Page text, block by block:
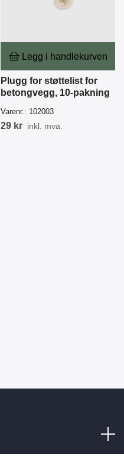
Legg i handlekurven
Plugg for støttelist for
betongvegg, 10-pakning
Varenr.: 102003
29 kr inkl. mva.